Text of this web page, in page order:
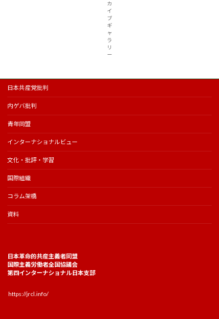
カ
イ
ブ
ギ
ャ
ラ
リ
ー
日本共産党批判
内ゲバ批判
青年同盟
インターナショナルビュー
文化・批評・学習
国際組織
コラム架橋
資料
日本革命的共産主義者同盟
国際主義労働者全国協議会
第四インターナショナル日本支部
https://jrcl.info/